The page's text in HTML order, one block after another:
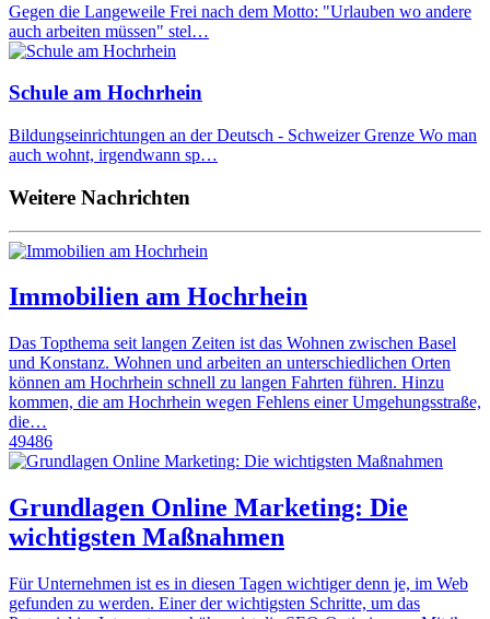
Gegen die Langeweile Frei nach dem Motto: "Urlauben wo andere
auch arbeiten müssen" stel…
Schule am Hochrhein
Bildungseinrichtungen an der Deutsch - Schweizer Grenze Wo man
auch wohnt, irgendwann sp…
Weitere Nachrichten
Immobilien am Hochrhein
Das Topthema seit langen Zeiten ist das Wohnen zwischen Basel
und Konstanz. Wohnen und arbeiten an unterschiedlichen Orten
können am Hochrhein schnell zu langen Fahrten führen. Hinzu
kommen, die am Hochrhein wegen Fehlens einer Umgehungsstraße,
die…
49486
Grundlagen Online Marketing: Die
wichtigsten Maßnahmen
Für Unternehmen ist es in diesen Tagen wichtiger denn je, im Web
gefunden zu werden. Einer der wichtigsten Schritte, um das